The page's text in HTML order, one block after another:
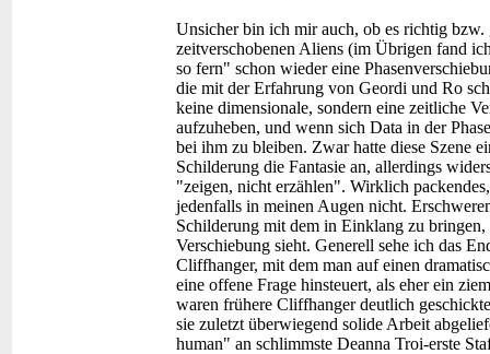
Unsicher bin ich mir auch, ob es richtig
zeitverschobenen Aliens (im Übrigen fand
so fern" schon wieder eine
die mit der Erfahrung von Geordi und Ro
keine dimensionale, sondern eine zeitliche
aufzuheben, und wenn sich Data in der
bei ihm zu bleiben. Zwar hatte diese Szene
Schilderung die Fantasie an, allerdings
"zeigen, nicht erzählen". Wirklich
jedenfalls in meinen Augen nicht.
Schilderung mit dem in Einklang zu
Verschiebung sieht. Generell sehe ich das
Cliffhanger, mit dem man auf einen
eine offene Frage hinsteuert, als eher ein
waren frühere Cliffhanger deutlich
sie zuletzt überwiegend solide Arbeit
human" an schlimmste Deanna Troi-erste